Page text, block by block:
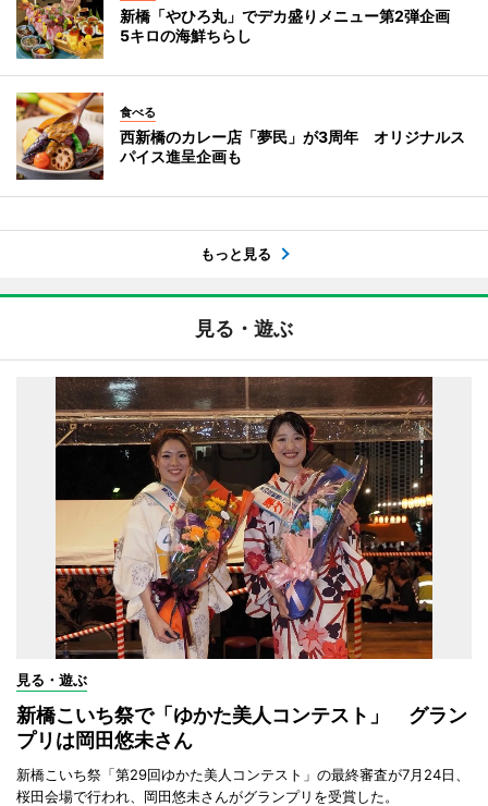
新橋「やひろ丸」でデカ盛りメニュー第2弾企画
5キロの海鮮ちらし
食べる
西新橋のカレー店「夢民」が3周年 オリジナルス
パイス進呈企画も
もっと見る
見る・遊ぶ
見る・遊ぶ
新橋こいち祭で「ゆかた美人コンテスト」 グラン
プリは岡田悠未さん
新橋こいち祭「第29回ゆかた美人コンテスト」の最終審査が7月24日、
桜田会場で行われ、岡田悠未さんがグランプリを受賞した。